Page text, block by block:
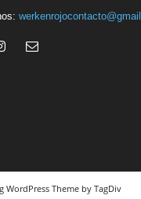
WordPress Theme by TagDiv